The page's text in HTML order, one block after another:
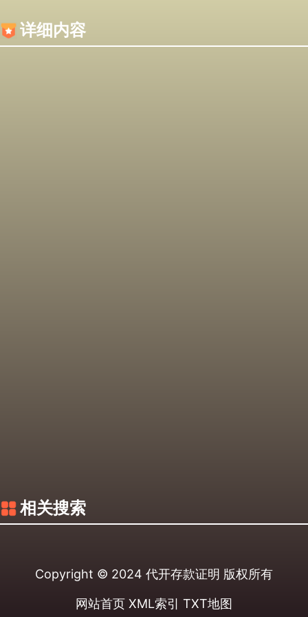
详细内容
相关搜索
Copyright © 2024 代开存款证明 版权所有
网站首页 XML索引 TXT地图